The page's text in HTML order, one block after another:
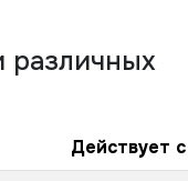
различных
Действует с